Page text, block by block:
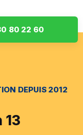
80 22 60
DEPUIS 2012
13